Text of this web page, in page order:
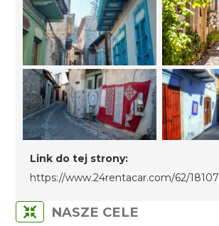
Link do tej strony:
https://www.24rentacar.com/62/18107
NASZE CELE